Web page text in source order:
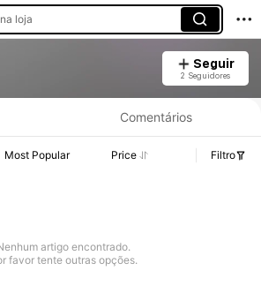
loja
Seguir
2 Seguidores
Comentários
Most Popular Price Filtro
artigo encontrado.
favor tente outras opções.